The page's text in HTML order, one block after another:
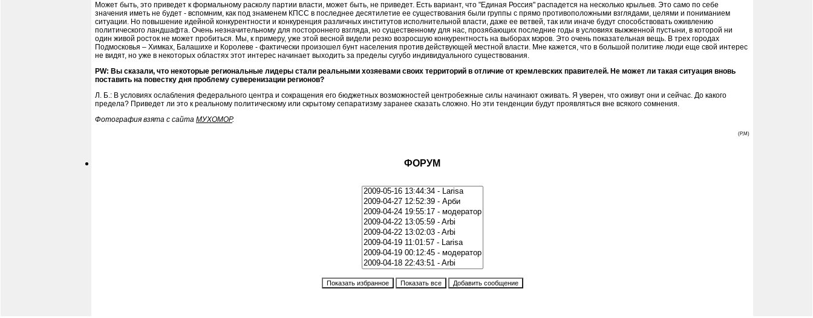
Может быть, это приведет к формальному расколу партии власти, может быть, не приведет. Есть вариант, что "Единая Россия" распадется на несколько крыльев. Это само по себе
значения иметь не будет - вспомним, как под знаменем КПСС в последнее десятилетие ее существования были группы с прямо противоположными взглядами, целями и пониманием
ситуации. Но повышение идейной конкурентности и конкуренция различных институтов исполнительной власти, даже ее ветвей, так или иначе будут способствовать оживлению
политического ландшафта. Очень незначительному для постороннего взгляда, но существенному для нас, прозябающих последние годы в условиях выжженной пустыни, в которой ни
один живой росток не может пробиться. Мы, к примеру, уже этой весной видели резко возросшую конкурентность на выборах мэров. Это очень показательная вещь. В трех городах
Подмосковья – Химках, Балашихе и Королеве - фактически произошел бунт населения против действующей местной власти. Мне кажется, что в большой политике люди еще свой интерес
не видят, но уже в некоторых областях этот интерес начинает выходить за пределы сугубо индивидуального существования.
PW: Вы сказали, что некоторые региональные лидеры стали реальными хозяевами своих территорий в отличие от кремлевских правителей. Не может ли такая ситуация вновь
поставить на повестку дня проблему суверенизации регионов?
Л. Б.: В условиях ослабления федерального центра и сокращения его бюджетных возможностей центробежные силы начинают оживать. Я уверен, что оживут они и сейчас. До какого
предела? Приведет ли это к реальному политическому или скрытому сепаратизму заранее сказать сложно. Но эти тенденции будут проявляться вне всякого сомнения.
Фотография взята с сайта МУХОМОР.
(P,M)
ФОРУМ